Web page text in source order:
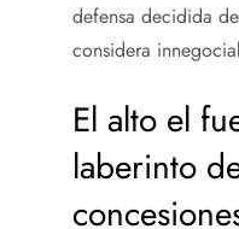
defensa decidida
considera
El alto el
laberinto